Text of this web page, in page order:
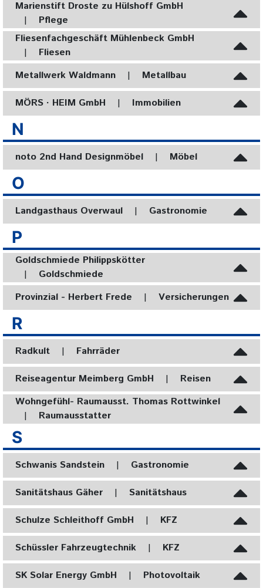
Marienstift Droste zu Hülshoff GmbH
|
Pflege
Fliesenfachgeschäft Mühlenbeck GmbH
|
Fliesen
Metallwerk Waldmann
| Metallbau
MÖRS · HEIM GmbH | Immobilien
N
noto 2nd Hand Designmöbel | Möbel
O
Landgasthaus Overwaul | Gastronomie
P
Goldschmiede Philippskötter
|
Goldschmiede
Provinzial - Herbert Frede
| Versicherungen
R
Radkult | Fahrräder
Reiseagentur Meimberg GmbH |
Reisen
Wohngefühl- Raumausst. Thomas Rottwinkel
|
Raumausstatter
S
Schwanis Sandstein | Gastronomie
Sanitätshaus Gäher | Sanitätshaus
Schulze Schleithoff GmbH | KFZ
Schüssler Fahrzeugtechnik | KFZ
SK Solar Energy GmbH | Photovoltaik